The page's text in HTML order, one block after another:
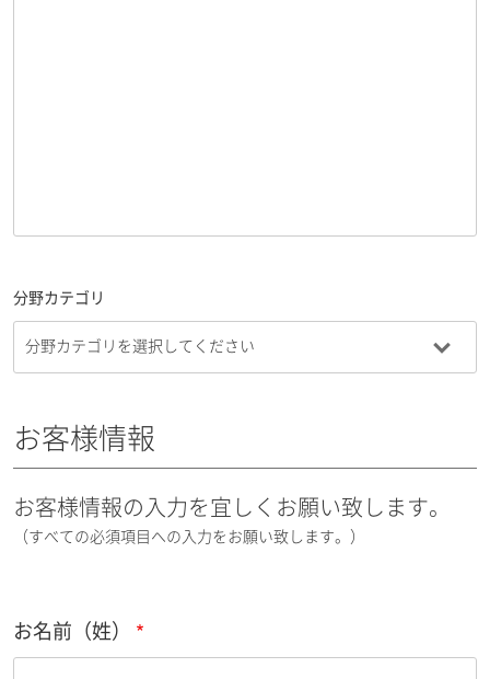
分野カテゴリ
お客様情報
お客様情報の入力を宜しくお願い致します。
（すべての必須項目への入力をお願い致します。）
お名前（姓）